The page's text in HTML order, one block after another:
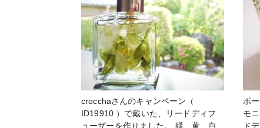
ありがとうございます。 これから沢
山使っていこうと思います。 #第2弾
ハンドメイド応援企画 #どこでもホビ
ーショー @cropparty #ファンれぽ_ク
ロップパーティー
crocchaさんのキャンペーン（
ID19910 ）で戴いた、リードディフ
ューザーを作りました。 緑、黄、白
ポ
モ
ド